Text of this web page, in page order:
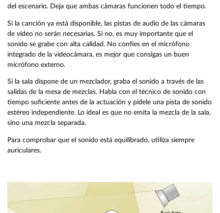
del escenario. Deja que ambas cámaras funcionen todo el tiempo.
Si la canción ya está disponible, las pistas de audio de las cámaras
de vídeo no serán necesarias. Si no, es muy importante que el
sonido se grabe con alta calidad. No confíes en el micrófono
integrado de la videocámara, es mejor que consigas un buen
micrófono externo.
Si la sala dispone de un mezclador, graba el sonido a través de las
salidas de la mesa de mezclas. Habla con el técnico de sonido con
tiempo suficiente antes de la actuación y pídele una pista de sonido
estéreo independiente. Lo ideal es que no emita la mezcla de la sala,
sino una mezcla separada.
Para comprobar que el sonido está equilibrado, utiliza siempre
auriculares.